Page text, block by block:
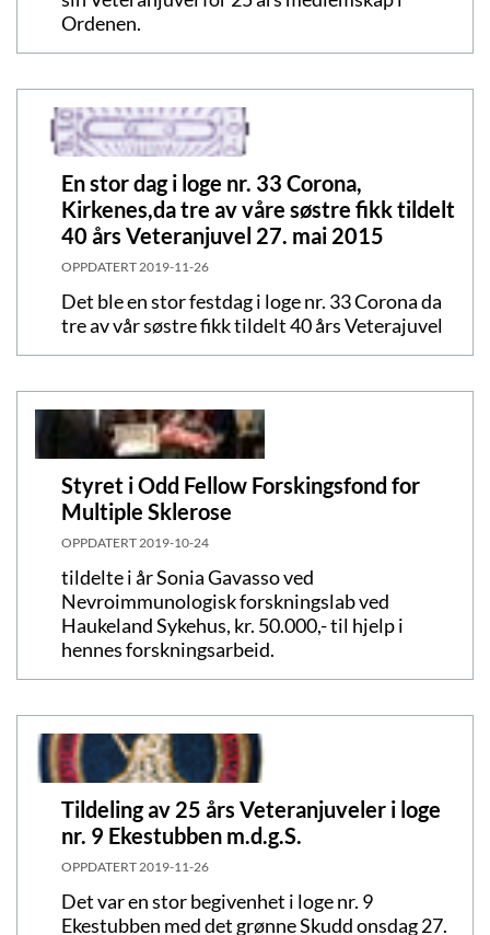
Ordenen.
En stor dag i loge nr. 33 Corona,
Kirkenes,da tre av våre søstre fikk tildelt
40 års Veteranjuvel 27. mai 2015
OPPDATERT 2019-11-26
Det ble en stor festdag i loge nr. 33 Corona da
tre av vår søstre fikk tildelt 40 års Veterajuvel
Styret i Odd Fellow Forskingsfond for
Multiple Sklerose
OPPDATERT 2019-10-24
tildelte i år Sonia Gavasso ved
Nevroimmunologisk forskningslab ved
Haukeland Sykehus, kr. 50.000,- til hjelp i
hennes forskningsarbeid.
Tildeling av 25 års Veteranjuveler i loge
nr. 9 Ekestubben m.d.g.S.
OPPDATERT 2019-11-26
Det var en stor begivenhet i loge nr. 9
Ekestubben med det grønne Skudd onsdag 27.